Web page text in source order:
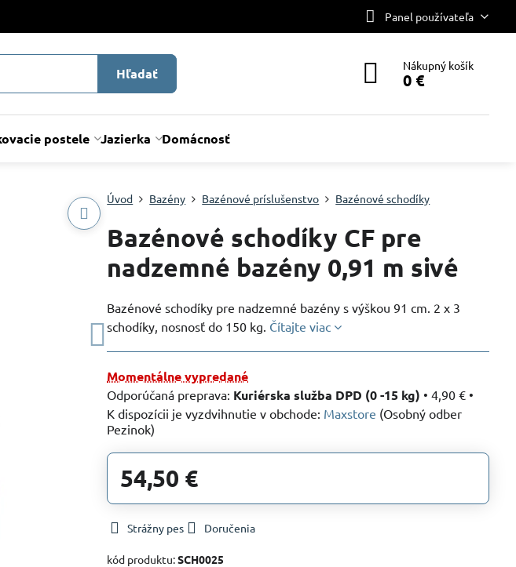
Panel používateľa
Hľadať Nákupný košík
0 €
postele Jazierka Domácnosť
Úvod Bazény Bazénové príslušenstvo Bazénové schodíky
Bazénové schodíky CF pre
nadzemné bazény 0,91 m sivé
Bazénové schodíky pre nadzemné bazény s výškou 91 cm. 2 x 3
schodíky, nosnosť do 150 kg. Čítajte viac
Momentálne vypredané
Kuriérska služba DPD (0 -15 kg) •4,90 € •
Maxstore (Osobný odber
Pezinok)
54,50 €
Strážny pes Doručenia
kód produktu:SCH0025